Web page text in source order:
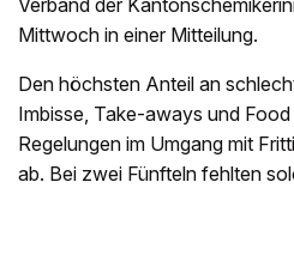
Verband der
Mittwoch in einer Mitteilung.
Den höchsten Anteil an
Imbisse, Take-aways und
Regelungen im Umgang mit
ab. Bei zwei Fünfteln fehlten